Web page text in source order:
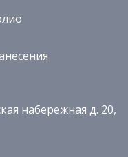
набережная д. 20,